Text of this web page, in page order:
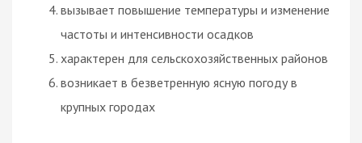
вызывает повышение температуры и изменение
частоты и интенсивности осадков
характерен для сельскохозяйственных районов
возникает в безветренную ясную погоду в
крупных городах